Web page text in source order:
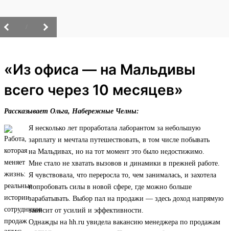
«Из офиса — на Мальдивы
всего через 10 месяцев»
Рассказывает Ольга, Набережные Челны:
Я несколько лет проработала лаборантом за небольшую
зарплату и мечтала путешествовать, в том числе побывать
на Мальдивах, но на тот момент это было недостижимо.
Мне стало не хватать вызовов и динамики в прежней работе.
Я чувствовала, что переросла то, чем занималась, и захотела
попробовать силы в новой сфере, где можно больше
зарабатывать. Выбор пал на продажи — здесь доход напрямую
зависит от усилий и эффективности.
Однажды на hh.ru увидела вакансию менеджера по продажам